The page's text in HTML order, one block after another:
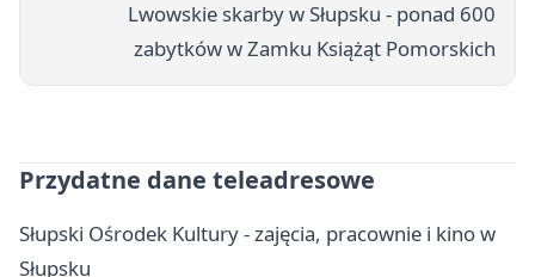
Lwowskie skarby w Słupsku - ponad 600
zabytków w Zamku Książąt Pomorskich
Przydatne dane teleadresowe
Słupski Ośrodek Kultury - zajęcia, pracownie i kino w
Słupsku